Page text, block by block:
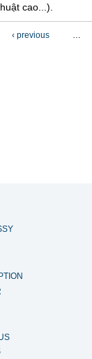
cao...).
‹ previous …